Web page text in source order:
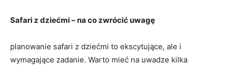
Safari z dziećmi – na co zwrócić uwagę
planowanie​ safari‍ z dziećmi to ekscytujące, ale i
wymagające zadanie. Warto mieć na uwadze kilka